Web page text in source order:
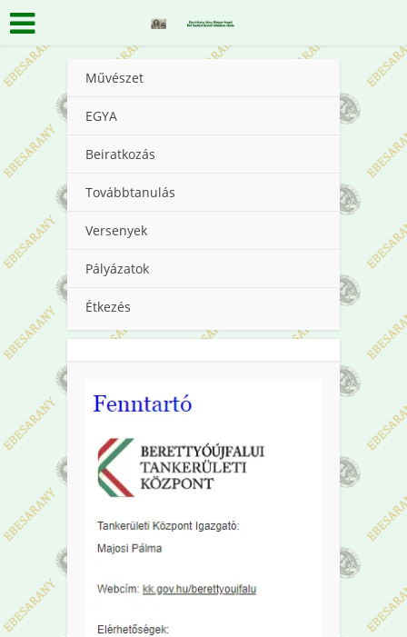
Művészet
EGYA
Beiratkozás
Továbbtanulás
Versenyek
Pályázatok
Étkezés